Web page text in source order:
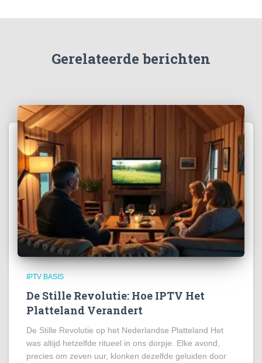
Gerelateerde berichten
IPTV BASIS
De Stille Revolutie: Hoe IPTV Het
Platteland Verandert
De Stille Revolutie op het Nederlandse Platteland Het
was altijd hetzelfde ritueel in ons dorpje. Elke avond,
precies om zeven uur, klonken dezelfde geluiden door